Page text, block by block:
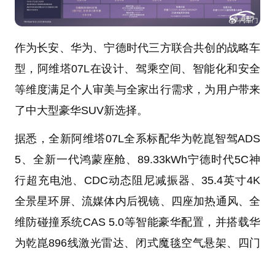
作为长安、华为、宁德时代三方联合共创的战略车
型，阿维塔07L在设计、驾乘空间、智能化和安全
等维度满足个人审美与全家出行需求，为用户带来
了中大型豪华SUV新选择。
据悉，全新阿维塔07L全系标配华为乾崑智驾ADS
5、全新一代鸿蒙座舱、89.33kWh宁德时代5C神
行超充电池、CDC动态阻尼减振器、35.4英寸4K
全景星环屏、流媒体内后视镜、四座加热通风、全
维防碰撞系统CAS 5.0等智能豪华配置，并搭载华
为乾崑896线激光雷达、闭式魔毯空气悬架、四门